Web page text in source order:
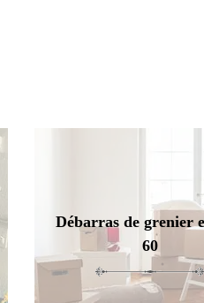
Débarras de grenier
60